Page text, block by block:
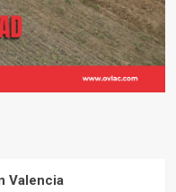
Valencia